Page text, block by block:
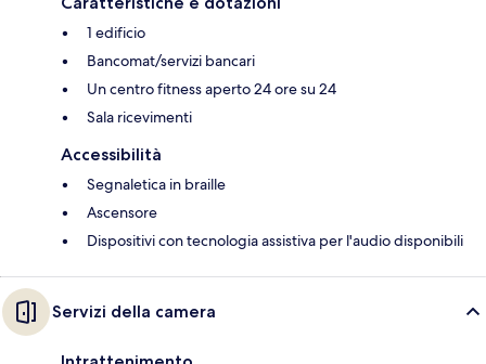
1 edificio
Bancomat/servizi bancari
Un centro fitness aperto 24 ore su 24
Sala ricevimenti
Accessibilità
Segnaletica in braille
Ascensore
Dispositivi con tecnologia assistiva per l'audio disponibili
Servizi della camera